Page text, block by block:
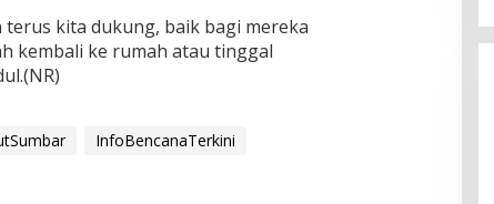
kita dukung, baik bagi mereka
kembali ke rumah atau tinggal
InfoBencanaTerkini